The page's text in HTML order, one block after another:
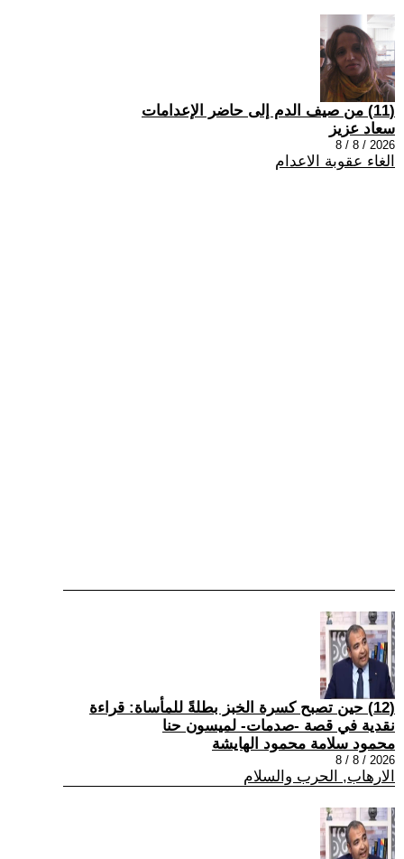
(11) من صيف الدم إلى حاضر الإعدامات
سعاد عزيز
2026 / 8 / 8
الغاء عقوبة الاعدام
(12) حين تصبح كسرة الخبز بطلةً للمأساة: قراءة
نقدية في قصة -صدمات- لميسون حنا
محمود سلامة محمود الهايشة
2026 / 8 / 8
الارهاب, الحرب والسلام